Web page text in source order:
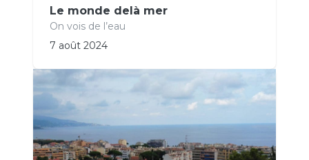
Le monde delà mer
On vois de l’eau
7 août 2024